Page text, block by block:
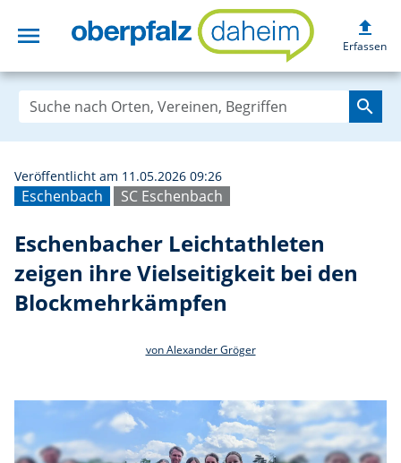
menu Eschenbacher
upload
Erfassen
search
Eschenbach SC Eschenbach
Veröffentlicht am 11.05.2026 09:26
Eschenbacher Leichtathleten
zeigen ihre Vielseitigkeit bei den
Blockmehrkämpfen
von Alexander Gröger